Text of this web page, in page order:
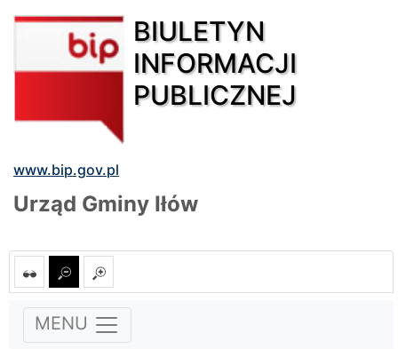
BIULETYN
INFORMACJI
PUBLICZNEJ
www.bip.gov.pl
Urząd Gminy Iłów
MENU